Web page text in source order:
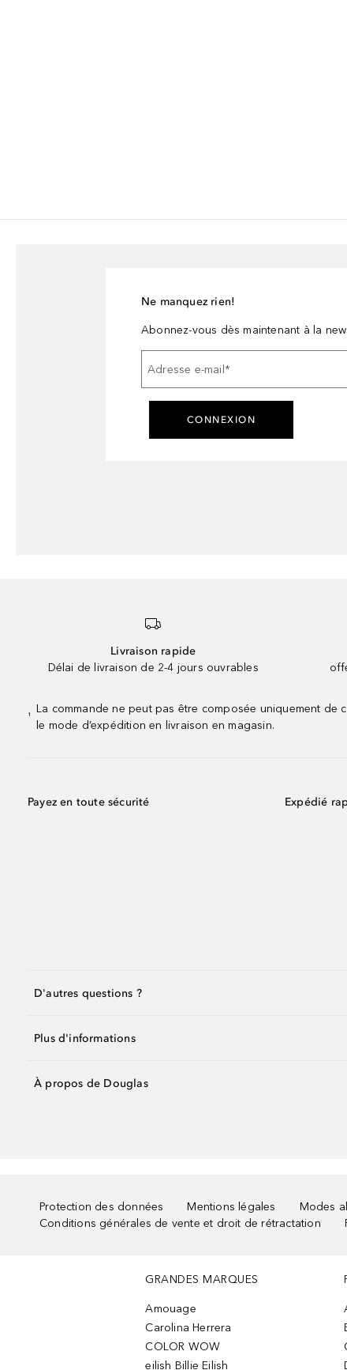
Ne manquez rien!
Abonnez-vous dès maintenant à la
Adresse e-mail *
CONNEXION
Livraison rapide
Délai de livraison de 2-4 jours ouvrables
¹
La commande ne peut pas être composée uniquement
le mode d’expédition en livraison en magasin.
Payez en toute sécurité Expédié
D'autres questions ?
Plus d'informations
À propos de Douglas
Protection des données Mentions légales
Modes
Conditions générales de vente et droit de rétractation
GRANDES MARQUES
Amouage
Carolina Herrera
COLOR WOW
eilish Billie Eilish